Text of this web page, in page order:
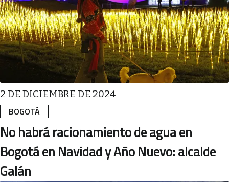
BOGOTÁ
2 DE DICIEMBRE DE 2024
No habrá racionamiento de agua en
Bogotá en Navidad y Año Nuevo: alcalde
Galán